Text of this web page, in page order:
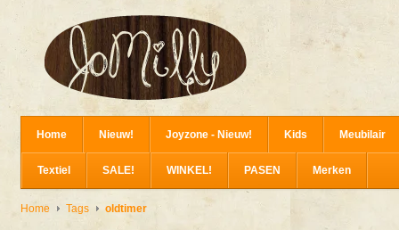
Home Nieuw! Joyzone - Nieuw! Kids Meubilair
Textiel SALE! WINKEL! PASEN Merken
Home Tags oldtimer